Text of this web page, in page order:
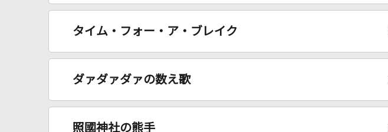
タイム・フォー・ア・ブレイク
ダァダァダァの数え歌
照國神社の熊手